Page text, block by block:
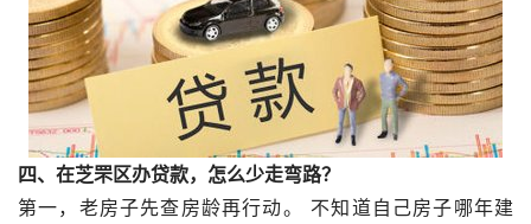
四、在芝罘区办贷款，怎么少走弯路？
第一，老房子先查房龄再行动。 不知道自己房子哪年建